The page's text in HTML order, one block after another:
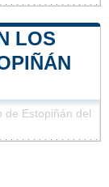
LOS
Estopiñán del